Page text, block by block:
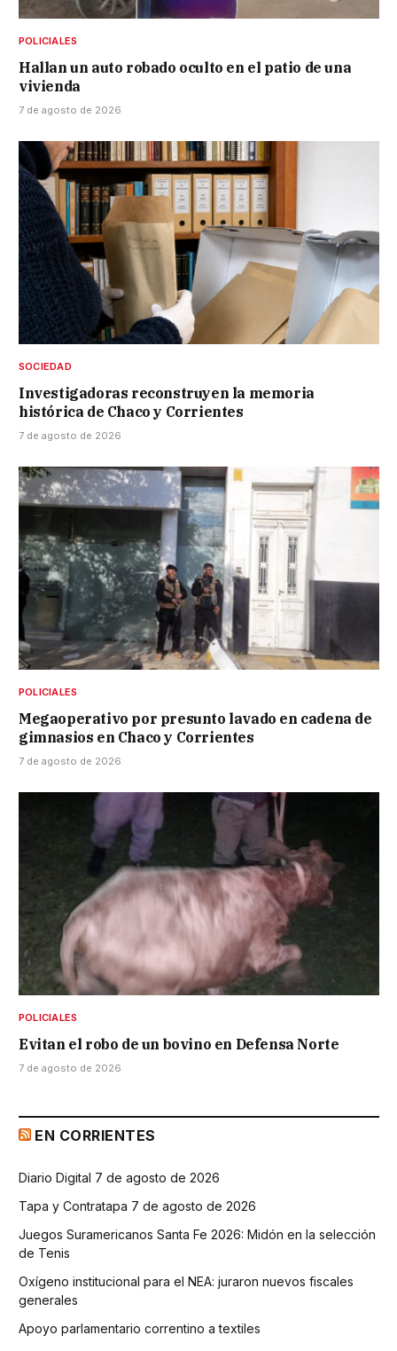
POLICIALES
Hallan un auto robado oculto en el patio de una
vivienda
7 de agosto de 2026
SOCIEDAD
Investigadoras reconstruyen la memoria
histórica de Chaco y Corrientes
7 de agosto de 2026
POLICIALES
Megaoperativo por presunto lavado en cadena de
gimnasios en Chaco y Corrientes
7 de agosto de 2026
POLICIALES
Evitan el robo de un bovino en Defensa Norte
7 de agosto de 2026
EN CORRIENTES
Diario Digital 7 de agosto de 2026
Tapa y Contratapa 7 de agosto de 2026
Juegos Suramericanos Santa Fe 2026: Midón en la selección
de Tenis
Oxígeno institucional para el NEA: juraron nuevos fiscales
generales
Apoyo parlamentario correntino a textiles